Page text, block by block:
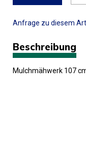
Anfrage zu diesem
Beschreibung
Mulchmähwerk 107